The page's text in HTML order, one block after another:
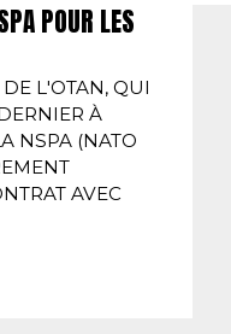
POUR LES
L'OTAN, QUI
À
NSPA (NATO
AVEC